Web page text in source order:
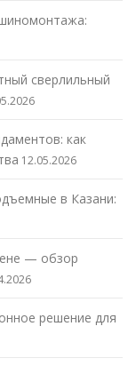
сверлильный
как
12.05.2026
в Казани:
— обзор
решение для